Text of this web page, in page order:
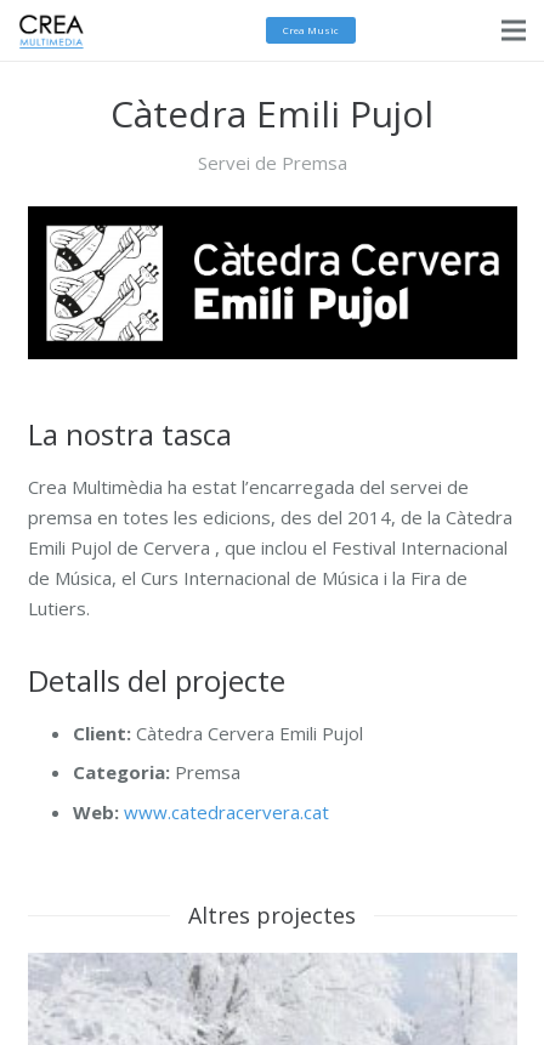
Crea Music
Càtedra Emili Pujol
Servei de Premsa
La nostra tasca
Crea Multimèdia ha estat l’encarregada del servei de
premsa en totes les edicions, des del 2014, de la Càtedra
Emili Pujol de Cervera , que inclou el Festival Internacional
de Música, el Curs Internacional de Música i la Fira de
Lutiers.
Detalls del projecte
Client: Càtedra Cervera Emili Pujol
Categoria: Premsa
Web: www.catedracervera.cat
Altres projectes